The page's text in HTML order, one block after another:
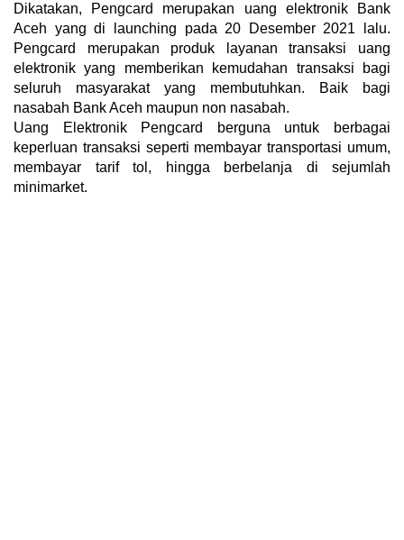
Dikatakan, Pengcard merupakan uang elektronik Bank
Aceh yang di launching pada 20 Desember 2021 lalu.
Pengcard merupakan produk layanan transaksi uang
elektronik yang memberikan kemudahan transaksi bagi
seluruh masyarakat yang membutuhkan. Baik bagi
nasabah Bank Aceh maupun non nasabah.
Uang Elektronik Pengcard berguna untuk berbagai
keperluan transaksi seperti membayar transportasi umum,
membayar tarif tol, hingga berbelanja di sejumlah
minimarket.